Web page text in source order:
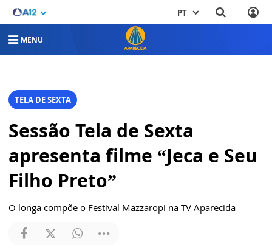
PT
MENU
TELA DE SEXTA
Sessão Tela de Sexta
apresenta filme “Jeca e Seu
Filho Preto”
O longa compõe o Festival Mazzaropi na TV Aparecida